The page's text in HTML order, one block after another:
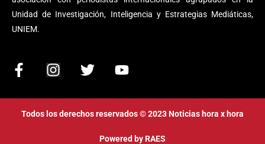
Unidad de Investigación, Inteligencia y Estrategias Mediáticas,
UNIEM.
F
c
e
I
s
t
T
i
t
Y
u
t
b
Todos los derechos reservados © 2023 Noticias hora x hora
Powered byRAES